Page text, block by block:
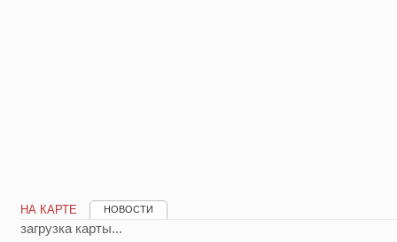
НА КАРТЕ НОВОСТИ
загрузка карты...